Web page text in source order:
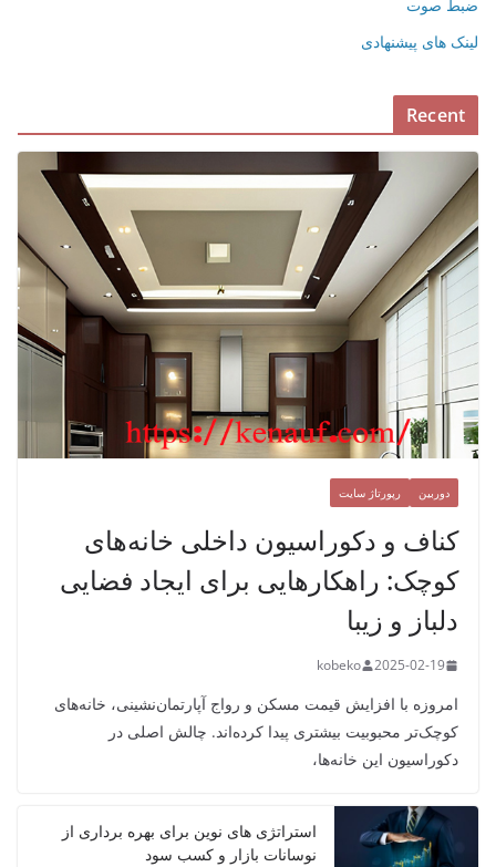
ضبط صوت
لینک های پیشنهادی
Recent
دوربین رپورتاژ سایت
کناف و دکوراسیون داخلی خانه‌های
کوچک: راهکارهایی برای ایجاد فضایی
دلباز و زیبا
2025-02-19
kobeko
امروزه با افزایش قیمت مسکن و رواج آپارتمان‌نشینی، خانه‌های
کوچک‌تر محبوبیت بیشتری پیدا کرده‌اند. چالش اصلی در
دکوراسیون این خانه‌ها،
استراتژی‌ های نوین برای بهره‌ برداری از
نوسانات بازار و کسب سود